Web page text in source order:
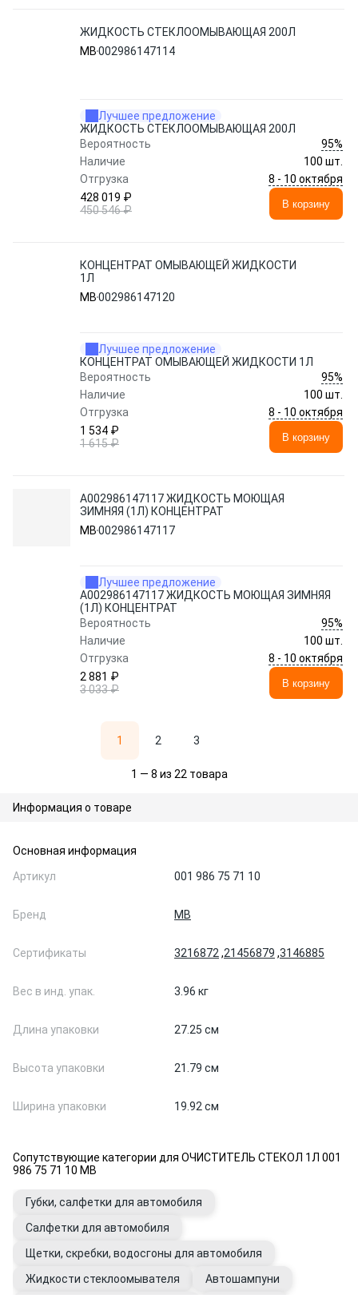
ЖИДКОСТЬ СТЕКЛООМЫВАЮЩАЯ 200Л
MB002986147114
Лучшее предложение
ЖИДКОСТЬ СТЕКЛООМЫВАЮЩАЯ 200Л
Вероятность
95%
Наличие
100 шт.
Отгрузка
8 - 10 октября
428 019 ₽
450 546 ₽
В корзину
КОНЦЕНТРАТ ОМЫВАЮЩЕЙ ЖИДКОСТИ
1Л
MB002986147120
Лучшее предложение
КОНЦЕНТРАТ ОМЫВАЮЩЕЙ ЖИДКОСТИ 1Л
Вероятность
95%
Наличие
100 шт.
Отгрузка
8 - 10 октября
1 534 ₽
1 615 ₽
В корзину
A002986147117 ЖИДКОСТЬ МОЮЩАЯ
ЗИМНЯЯ (1Л) КОНЦЕНТРАТ
MB002986147117
Лучшее предложение
A002986147117 ЖИДКОСТЬ МОЮЩАЯ ЗИМНЯЯ
(1Л) КОНЦЕНТРАТ
Вероятность
95%
Наличие
100 шт.
Отгрузка
8 - 10 октября
2 881 ₽
3 033 ₽
В корзину
1 2 3
1 — 8 из 22 товара
Информация о товаре
Основная информация
Артикул
001 986 75 71 10
Бренд MB
Сертификаты 3216872 ,21456879 ,3146885
Вес в инд. упак. 3.96 кг
Длина упаковки 27.25 см
Высота упаковки 21.79 см
Ширина упаковки 19.92 см
Сопутствующие категории для ОЧИСТИТЕЛЬ СТЕКОЛ 1Л 001
986 75 71 10 MB
Губки, салфетки для автомобиля
Салфетки для автомобиля
Щетки, скребки, водосгоны для автомобиля
Жидкости стеклоомывателя
Автошампуни